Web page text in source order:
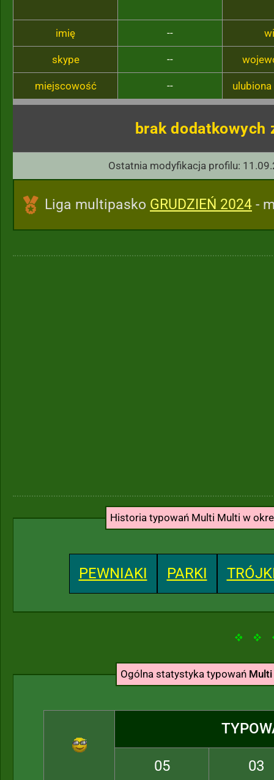
imię --
skype --
miejscowość --
brak dodatkowych
Ostatnia modyfikacja profilu:
Liga multipasko GRUDZIEŃ 2024 -
Historia typowań Multi Multi w
PEWNIAKI PARKI
Ogólna statystyka typowań
05 03